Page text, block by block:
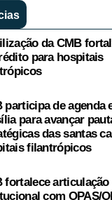
da CMB
para hospitais
participa de agenda
para avançar
das santas
filantrópicos
fortalece articulação
com OPAS/